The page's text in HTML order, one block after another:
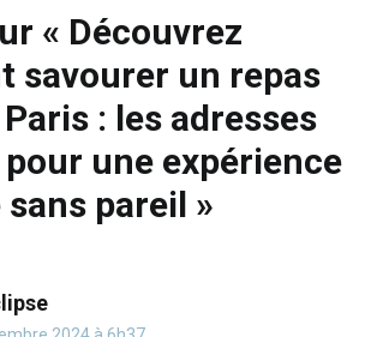
« Découvrez
savourer un repas
: les adresses
une expérience
pareil »